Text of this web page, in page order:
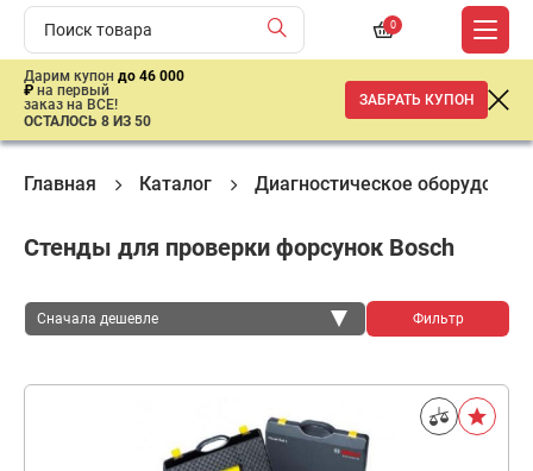
0
Дарим купон до 46 000
₽ на первый
заказ на ВСЕ!
ОСТАЛОСЬ 8 ИЗ 50
ЗАБРАТЬ КУПОН
Главная Каталог Диагностическое
Стенды для проверки форсунок Bosch
Сначала дешевле Фильтр